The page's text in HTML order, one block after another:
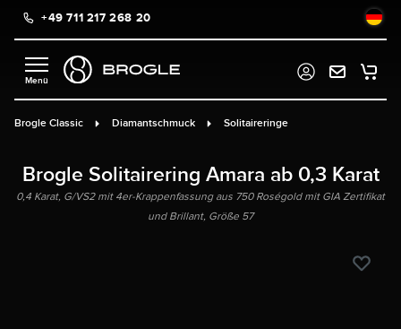
springen
+49 711 217 268 20
Brogle Classic Diamantschmuck Solitaireringe
Brogle Solitairering Amara ab 0,3 Karat
0,4 Karat, G/VS2 mit 4er-Krappenfassung aus 750 Roségold mit GIA Zertifikat
und Brillant, Größe 57